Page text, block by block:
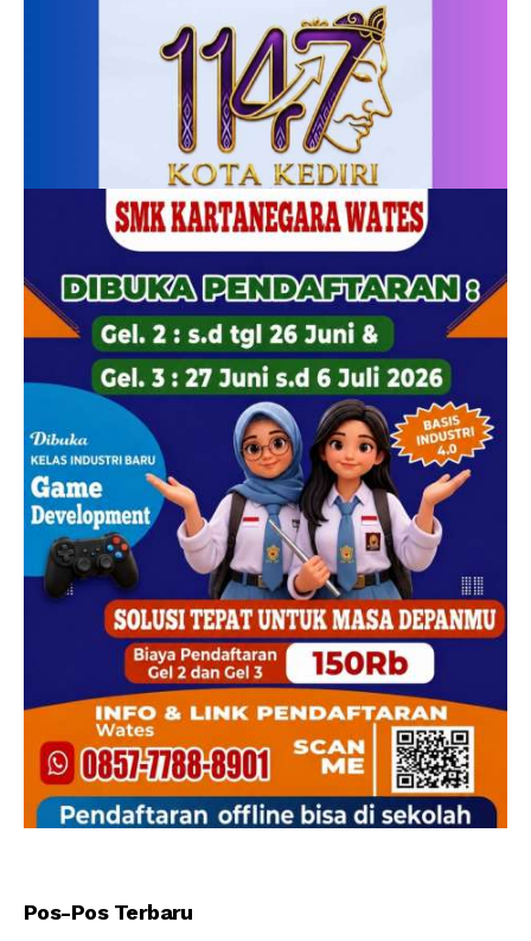
Pos-Pos Terbaru